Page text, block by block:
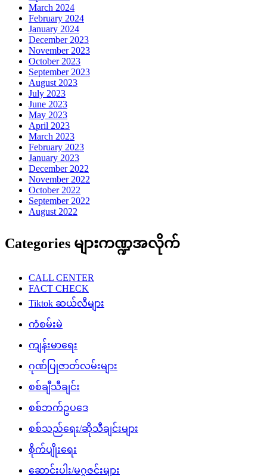
March 2024
February 2024
January 2024
December 2023
November 2023
October 2023
September 2023
August 2023
July 2023
June 2023
May 2023
April 2023
March 2023
February 2023
January 2023
December 2022
November 2022
October 2022
September 2022
August 2022
Categories များကဏ္ဍအလိုက်
CALL CENTER
FACT CHECK
Tiktok ဆယ်လီများ
ကံစမ်းမဲ
ကျန်းမာရေး
ဂုဏ်ပြုဇာတ်လမ်းများ
စစ်ချီသီချင်း
စစ်ဘက်ဥပဒေ
စစ်သည်ရေး/ဆိုသီချင်းများ
စိုက်ပျိုးရေး
ဆောင်းပါး/မဂ္ဂဇင်းများ